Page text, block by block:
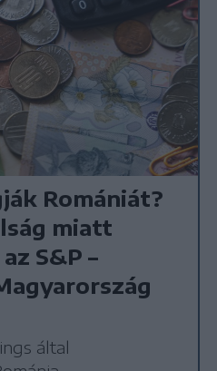
Romániát?
miatt
S&P –
által